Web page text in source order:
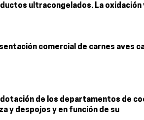
ultracongelados. La oxidación
comercial de carnes aves
de los departamentos de
y despojos y en función de su